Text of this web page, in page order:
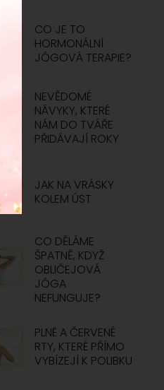
CO JE TO
HORMONÁLNÍ
JÓGOVÁ TERAPIE?
NEVĚDOMÉ
NÁVYKY, KTERÉ
NÁM DO TVÁŘE
PŘIDÁVAJÍ ROKY
JAK NA VRÁSKY
KOLEM ÚST
CO DĚLÁME
ŠPATNĚ, KDYŽ
OBLIČEJOVÁ
JÓGA
NEFUNGUJE?
PLNÉ A ČERVENÉ
RTY, KTERÉ PŘÍMO
VYBÍZEJÍ K POLIBKU